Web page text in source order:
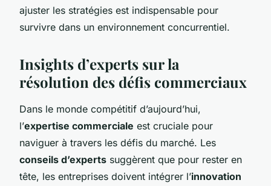
ajuster les stratégies est indispensable pour
survivre dans un environnement concurrentiel.
Insights d’experts sur la
résolution des défis commerciaux
Dans le monde compétitif d’aujourd’hui,
l’expertise commerciale est cruciale pour
naviguer à travers les défis du marché. Les
conseils d’experts suggèrent que pour rester en
tête, les entreprises doivent intégrer l’innovation